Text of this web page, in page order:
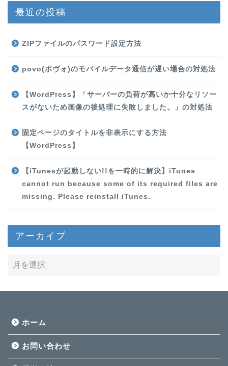
最近の投稿
ZIPファイルのパスワード設定方法
povo(ポヴォ)のモバイルデータ通信が遅い場合の対処法
【WordPress】「サーバーの負荷が高いか十分なリソー
スがないため画像の後処理に失敗しました。」の対処法
固定ページのタイトルを非表示にする方法
【WordPress】
【iTunesが起動しない!!を一時的に解決】iTunes
cannot run because some of its required files are
missing. Please reinstall iTunes.
アーカイブ
ホーム
お問い合わせ